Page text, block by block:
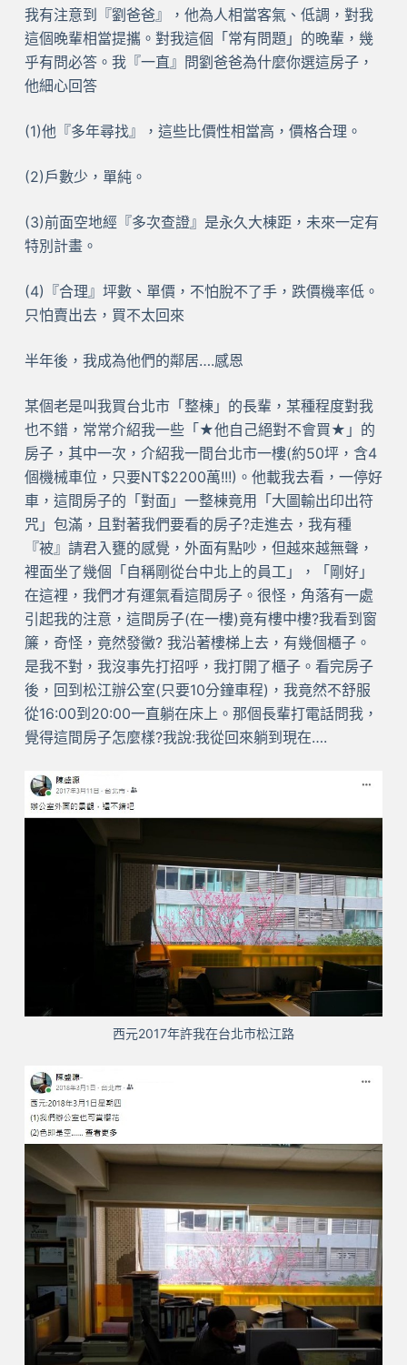
我有注意到『劉爸爸』，他為人相當客氣、低調，對我
這個晚輩相當提攜。對我這個「常有問題」的晚輩，幾
乎有問必答。我『一直』問劉爸爸為什麼你選這房子，
他細心回答
(1)他『多年尋找』，這些比價性相當高，價格合理。
(2)戶數少，單純。
(3)前面空地經『多次查證』是永久大棟距，未來一定有
特別計畫。
(4)『合理』坪數、單價，不怕脫不了手，跌價機率低。
只怕賣出去，買不太回來
半年後，我成為他們的鄰居….感恩
某個老是叫我買台北市「整棟」的長輩，某種程度對我
也不錯，常常介紹我一些「★他自己絕對不會買★」的
房子，其中一次，介紹我一間台北市一樓(約50坪，含4
個機械車位，只要NT$2200萬!!!)。他載我去看，一停好
車，這間房子的「對面」一整棟竟用「大圖輸出印出符
咒」包滿，且對著我們要看的房子?走進去，我有種
『被』請君入甕的感覺，外面有點吵，但越來越無聲，
裡面坐了幾個「自稱剛從台中北上的員工」，「剛好」
在這裡，我們才有運氣看這間房子。很怪，角落有一處
引起我的注意，這間房子(在一樓)竟有樓中樓?我看到窗
簾，奇怪，竟然發黴? 我沿著樓梯上去，有幾個櫃子。
是我不對，我沒事先打招呼，我打開了櫃子。看完房子
後，回到松江辦公室(只要10分鐘車程)，我竟然不舒服
從16:00到20:00一直躺在床上。那個長輩打電話問我，
覺得這間房子怎麼樣?我說:我從回來躺到現在….
西元2017年許我在台北市松江路